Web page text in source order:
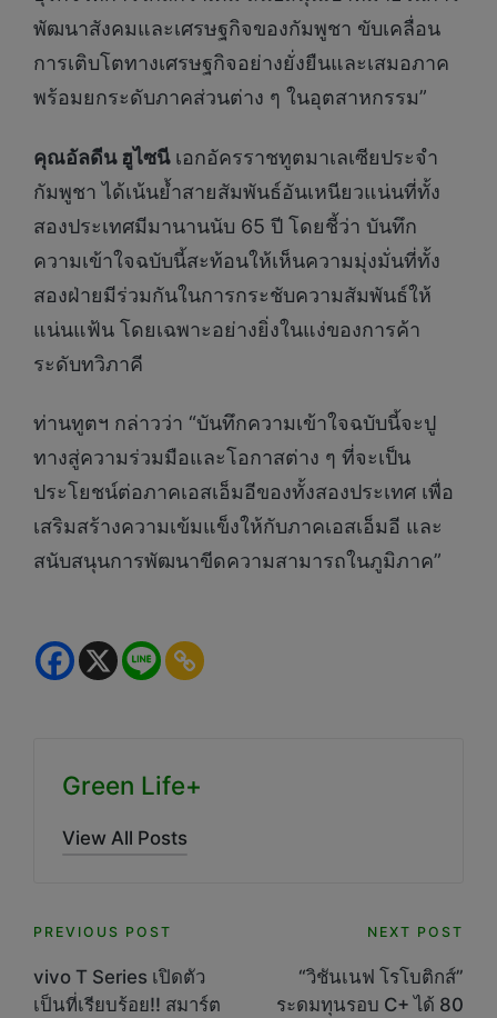
พัฒนาสังคมและเศรษฐกิจของกัมพูชา ขับเคลื่อน
การเติบโตทางเศรษฐกิจอย่างยั่งยืนและเสมอภาค
พร้อมยกระดับภาคส่วนต่าง ๆ ในอุตสาหกรรม”
คุณอัลดีน ฮูไซนีเอกอัครราชทูตมาเลเซียประจำ
กัมพูชา ได้เน้นย้ำสายสัมพันธ์อันเหนียวแน่นที่ทั้ง
สองประเทศมีมานานนับ 65 ปี โดยชี้ว่า บันทึก
ความเข้าใจฉบับนี้สะท้อนให้เห็นความมุ่งมั่นที่ทั้ง
สองฝ่ายมีร่วมกันในการกระชับความสัมพันธ์ให้
แน่นแฟ้น โดยเฉพาะอย่างยิ่งในแง่ของการค้า
ระดับทวิภาคี
ท่านทูตฯ กล่าวว่า “บันทึกความเข้าใจฉบับนี้จะปู
ทางสู่ความร่วมมือและโอกาสต่าง ๆ ที่จะเป็น
ประโยชน์ต่อภาคเอสเอ็มอีของทั้งสองประเทศ เพื่อ
เสริมสร้างความเข้มแข็งให้กับภาคเอสเอ็มอี และ
สนับสนุนการพัฒนาขีดความสามารถในภูมิภาค”
Green Life+
View All Posts
Post
navigation
PREVIOUS POST
vivo T Series เปิดตัว
เป็นที่เรียบร้อย!! สมาร์ต
NEXT POST
“วิชันเนฟ โรโบติกส์”
ระดมทุนรอบ C+ ได้ 80